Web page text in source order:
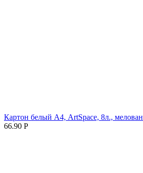
Картон белый А4, ArtSpace, 8л.,
66.90 Р